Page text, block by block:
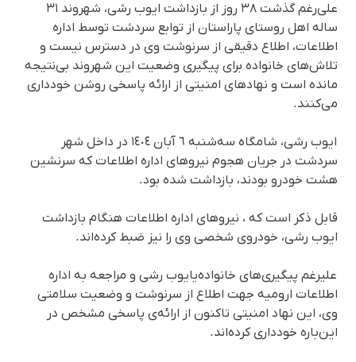
علی‌رغم گذشت ۳۸ روز از بازداشت ایوب رشی، شهروند ٣١
سالە اهل روستای پاراستان از توابع سردشت توسط اداره
اطلاعات، اطلاع دقیقی از سرنوشت وی در دسترس نیست و
تلاش‌های خانواده برای پیگیری وضعیت این شهروند بی‌نتیجه
مانده است و نهادهای امنیتی از ارائه پاسخی روشن خودداری
می‌کنند.
ایوب رشی، شامگاه سه‌شنبه ٦ آبان ١٤٠٤ در داخل شهر
سردشت در جریان هجوم نیروهای اداره اطلاعات که سرنشین
هشت خودرو بودند، بازداشت شده بود.
قابل ذکر است کە ، نیروهای ادارە اطلاعات هنگام بازداشت
ایوب رشی، خودروی شخصی وی را نیز ضبط کرده‌اند.
علیرغم پیگیری‌های خانواده‌یایوب رشی و مراجعە بە ادارە
اطلاعات ارومیە جهت اطلاع از سرنوشت و وضعیت سلامتی
وی، این نهاد امنیتی تاکنون از ارائه‌ی پاسخی مشخص در
این‌باره خودداری کرده‌اند.